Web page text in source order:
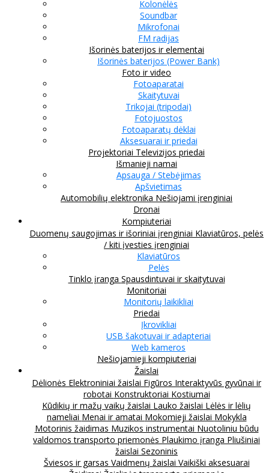
Kolonėlės
Soundbar
Mikrofonai
FM radijas
Išorinės baterijos ir elementai
Išorinės baterijos (Power Bank)
Foto ir video
Fotoaparatai
Skaitytuvai
Trikojai (tripodai)
Fotojuostos
Fotoaparatų dėklai
Aksesuarai ir priedai
Projektoriai Televizijos priedai
Išmanieji namai
Apsauga / Stebėjimas
Apšvietimas
Automobilių elektronika Nešiojami įrenginiai
Dronai
Kompiuteriai
Duomenų saugojimas ir išoriniai įrenginiai Klaviatūros, pelės
/ kiti įvesties įrenginiai
Klaviatūros
Pelės
Tinklo įranga Spausdintuvai ir skaitytuvai
Monitoriai
Monitorių laikikliai
Priedai
Įkrovikliai
USB šakotuvai ir adapteriai
Web kameros
Nešiojamieji kompiuteriai
Žaislai
Dėlionės Elektroniniai žaislai Figūros Interaktyvūs gyvūnai ir
robotai Konstruktoriai Kostiumai
Kūdikių ir mažų vaikų žaislai Lauko žaislai Lėlės ir lėlių
nameliai Menai ir amatai Mokomieji žaislai Mokykla
Motorinis žaidimas Muzikos instrumentai Nuotoliniu būdu
valdomos transporto priemonės Plaukimo įranga Pliušiniai
žaislai Sezoninis
Šviesos ir garsas Vaidmenų žaislai Vaikiški aksesuarai